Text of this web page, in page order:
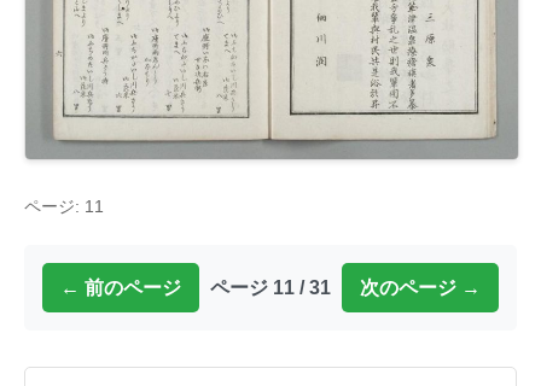
ページ: 11
← 前のページ ページ 11 / 31 次のページ →